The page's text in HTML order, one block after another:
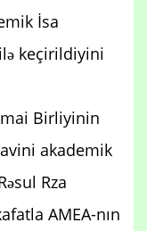
İsa
keçirildiyini
Birliyinin
akademik
Rza
AMEA-nın